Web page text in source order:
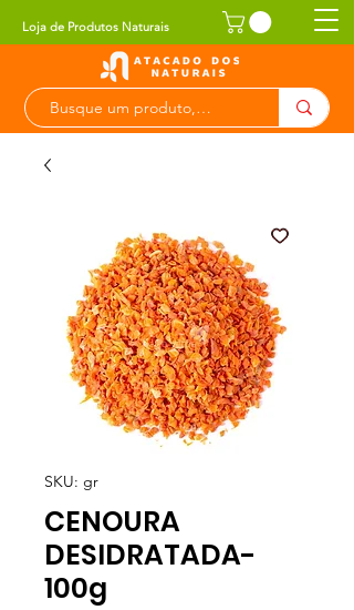
Loja de Produtos Naturais
SKU: gr
CENOURA
DESIDRATADA-
100g